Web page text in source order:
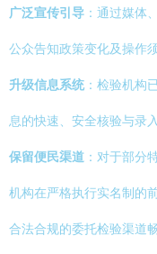
广泛宣传引导 ：通过媒体
公众告知政策变化及操作须
升级信息系统：检验机构
息的快速、安全核验与录入
保留便民渠道 ：对于部分
机构在严格执行实名制的
合法合规的委托检验渠道畅